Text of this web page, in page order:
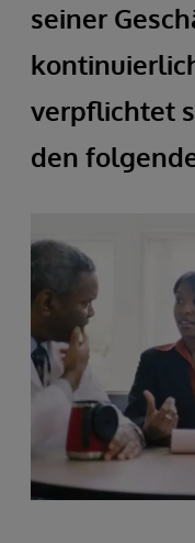
seiner
verpflichtet
den